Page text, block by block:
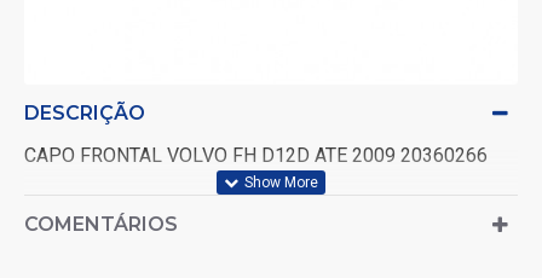
DESCRIÇÃO
CAPO FRONTAL VOLVO FH D12D ATE 2009 20360266
COMENTÁRIOS